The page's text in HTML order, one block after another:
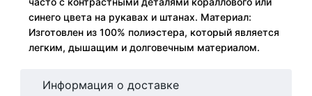
синего цвета на рукавах и штанах. Материал:
Изготовлен из 100% полиэстера, который является
легким, дышащим и долговечным материалом.
Информация о доставке